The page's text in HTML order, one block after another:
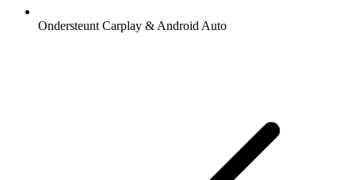
Ondersteunt Carplay & Android Auto